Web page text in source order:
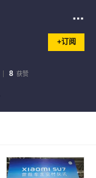
+订阅
8 获赞